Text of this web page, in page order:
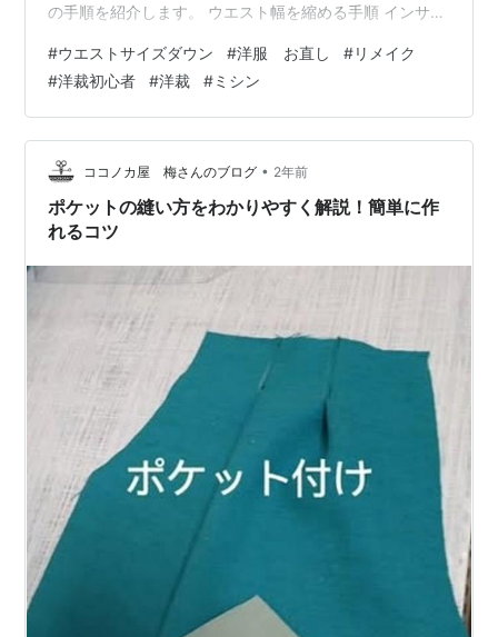
の手順を紹介します。 ウエスト幅を縮める手順 インサイ
インサイドベルトとゴムの縫い目を丁寧にほどきます。
ゴムを引っ張り出してカットする ゴムを引き出し、縮め
る寸法を決定します。 例えば、ウエストを3cm縮めたい
場合、縫い代（1cm）を残して 2cmカット します。 計算
式：縮める寸法3cm － 縫い代1cm ＝ 2cmカット ゴムを
裏側で縫い…
#ウエストサイズダウン #洋服 お直し #リメイク
#洋裁初心者 #洋裁 #ミシン
ココノカ屋 梅さんのブログ • 2年前
ポケットの縫い方をわかりやすく解説！簡単に作
れるコツ